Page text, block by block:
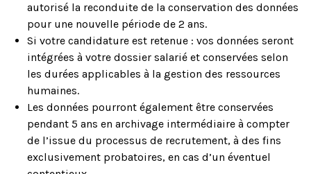
autorisé la reconduite de la conservation des données
pour une nouvelle période de 2 ans.
Si votre candidature est retenue : vos données seront
intégrées à votre dossier salarié et conservées selon
les durées applicables à la gestion des ressources
humaines.
Les données pourront également être conservées
pendant 5 ans en archivage intermédiaire à compter
de l’issue du processus de recrutement, à des fins
exclusivement probatoires, en cas d’un éventuel